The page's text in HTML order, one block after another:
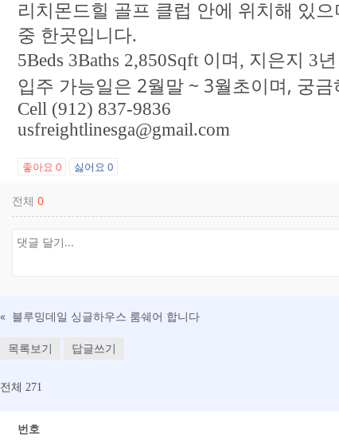
리치몬드힐 골프 클럽 안에 위치해 있
중 한곳입니다.
5Beds 3Baths 2,850Sqft 이며, 지은지 3
입주 가능일은 2월말 ~ 3월초이며, 궁
Cell (912) 837-9836
usfreightlinesga@gmail.com
좋아요 0 싫어요 0
전체 0
« 블루밍데일 싱글하우스 룸쉐어 합니다
목록보기 답글쓰기
전체 271
번호